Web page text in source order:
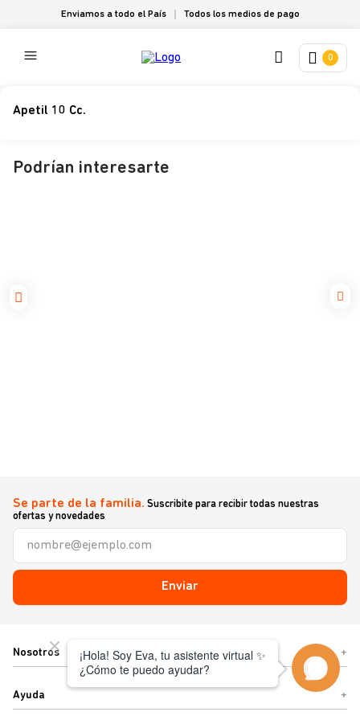
Enviamos a todo el País Todos los medios de pago
0
Apetil 10 Cc.
Podrían interesarte
Se parte de la familia. Suscribite para recibir todas nuestras
ofertas y novedades
Enviar
Nosotros +
Ayuda +